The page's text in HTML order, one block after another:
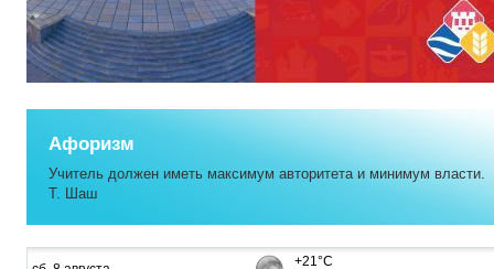
Афоризм
Учитель должен иметь максимум авторитета и минимум власти.
Т. Шаш